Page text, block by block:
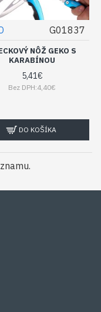
G01837
NÔŽ GEKO S
KARABÍNOU
5,41€
Bez DPH:4,40€
DO KOŠÍKA